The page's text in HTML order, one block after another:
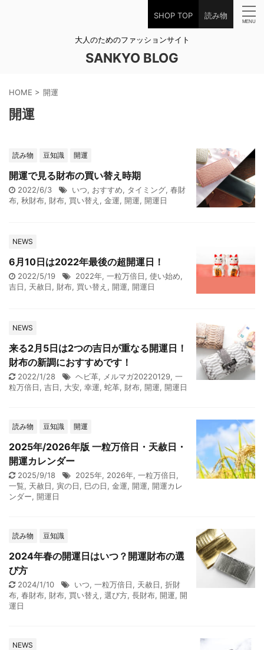
SHOP TOP 読み物
大人のためのファッションサイト
SANKYO BLOG
HOME > 開運
開運
読み物 豆知識 開運
開運で見る財布の買い替え時期
2022/6/3 いつ, おすすめ, タイミング, 春財
布, 秋財布, 財布, 買い替え , 金運, 開運, 開運日
NEWS
6月10日は2022年最後の超開運日！
2022/5/19 2022年, 一粒万倍日, 使い始め,
吉日, 天赦日, 財布, 買い替え , 開運, 開運日
NEWS
来る2月5日は2つの吉日が重なる開運日！
財布の新調におすすめです！
2022/1/28 ヘビ革, メルマガ20220129, 一
粒万倍日, 吉日, 大安, 幸運, 蛇革, 財布, 開運, 開運日
読み物 豆知識 開運
2025年/2026年版 一粒万倍日・天赦日・
開運カレンダー
2025/9/18 2025年, 2026年, 一粒万倍日,
一覧, 天赦日, 寅の日, 巳の日, 金運, 開運, 開運カレ
ンダー, 開運日
読み物 豆知識
2024年春の開運日はいつ？開運財布の選
び方
2024/1/10 いつ, 一粒万倍日, 天赦日, 折財
布, 春財布, 財布, 買い替え , 選び方, 長財布, 開運, 開
運日
NEWS